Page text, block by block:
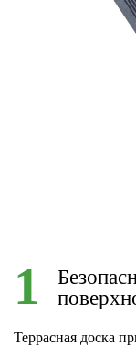
1
Террасная доска